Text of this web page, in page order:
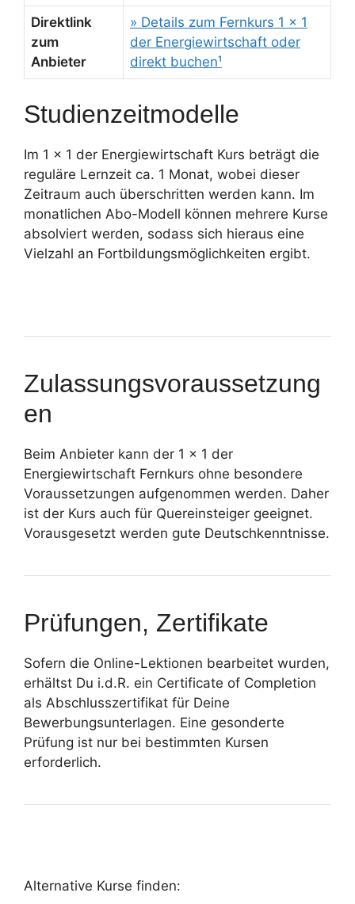
Direktlink
zum
Anbieter
» Details zum Fernkurs 1 x 1
der Energiewirtschaft oder
direkt buchen¹
Studienzeitmodelle
Im 1 x 1 der Energiewirtschaft Kurs beträgt die
reguläre Lernzeit ca. 1 Monat, wobei dieser
Zeitraum auch überschritten werden kann. Im
monatlichen Abo-Modell können mehrere Kurse
absolviert werden, sodass sich hieraus eine
Vielzahl an Fortbildungsmöglichkeiten ergibt.
Zulassungsvoraussetzung
en
Beim Anbieter kann der 1 x 1 der
Energiewirtschaft Fernkurs ohne besondere
Voraussetzungen aufgenommen werden. Daher
ist der Kurs auch für Quereinsteiger geeignet.
Vorausgesetzt werden gute Deutschkenntnisse.
Prüfungen, Zertifikate
Sofern die Online-Lektionen bearbeitet wurden,
erhältst Du i.d.R. ein Certificate of Completion
als Abschlusszertifikat für Deine
Bewerbungsunterlagen. Eine gesonderte
Prüfung ist nur bei bestimmten Kursen
erforderlich.
Alternative Kurse finden: